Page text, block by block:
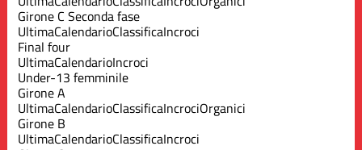
Girone C Seconda fase
UltimaCalendarioClassificaIncroci
Final four
UltimaCalendarioIncroci
Under-13 femminile
Girone A
UltimaCalendarioClassificaIncrociOrganici
Girone B
UltimaCalendarioClassificaIncroci